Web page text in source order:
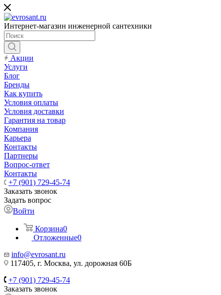
Интернет-магазин инженерной сантехники
Акции
Услуги
Блог
Бренды
Как купить
Условия оплаты
Условия доставки
Гарантия на товар
Компания
Карьера
Контакты
Партнеры
Вопрос-ответ
Контакты
+7 (901) 729-45-74
Заказать звонок
Задать вопрос
Войти
Корзина0
Отложенные0
info@evrosant.ru
117405, г. Москва, ул. дорожная 60Б
+7 (901) 729-45-74
Заказать звонок